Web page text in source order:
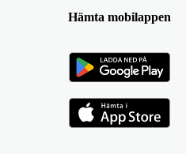
Hämta mobilappen